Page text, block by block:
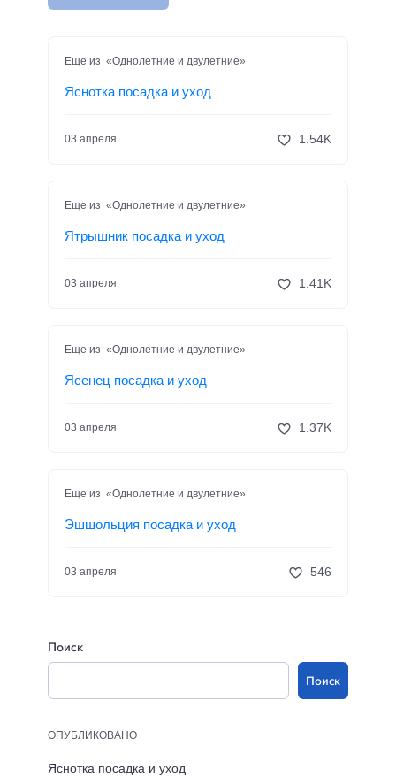
Еще из «Однолетние и двулетние»
Яснотка посадка и уход
03 апреля 1.54K
Еще из «Однолетние и двулетние»
Ятрышник посадка и уход
03 апреля 1.41K
Еще из «Однолетние и двулетние»
Ясенец посадка и уход
03 апреля 1.37K
Еще из «Однолетние и двулетние»
Эшшольция посадка и уход
03 апреля 546
Поиск
Поиск
ОПУБЛИКОВАНО
Яснотка посадка и уход